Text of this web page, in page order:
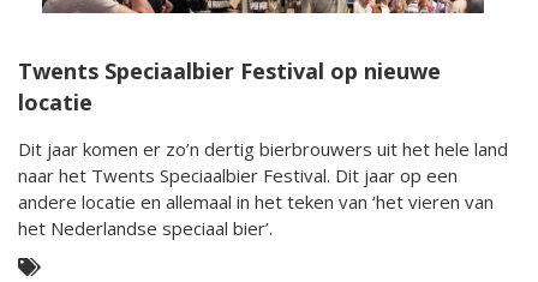
Twents Speciaalbier Festival op nieuwe
locatie
Dit jaar komen er zo’n dertig bierbrouwers uit het hele land
naar het Twents Speciaalbier Festival. Dit jaar op een
andere locatie en allemaal in het teken van ‘het vieren van
het Nederlandse speciaal bier’.